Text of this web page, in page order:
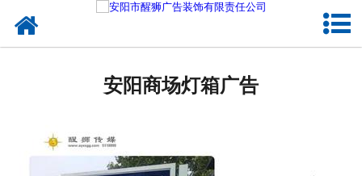
安阳商场灯箱广告